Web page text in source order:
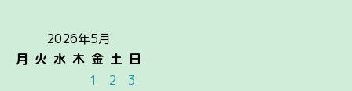
2026年5月
月 火 水 木 金 土 日
1 2
3